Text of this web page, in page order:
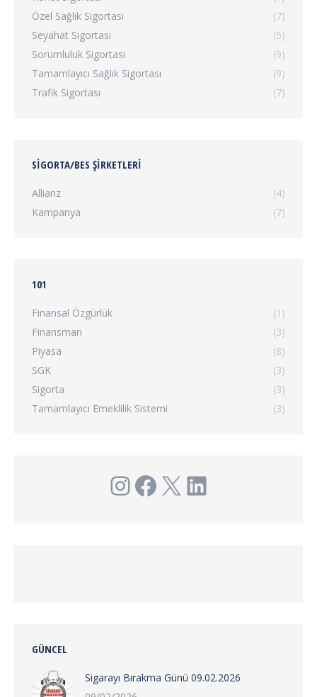
Özel Sağlık Sigortası
(7)
Seyahat Sigortası
(5)
Sorumluluk Sigortası
(9)
Tamamlayıcı Sağlık Sigortası
(9)
Trafik Sigortası
(7)
SIGORTA/BES ŞIRKETLERI
Allianz
(4)
Kampanya
(7)
101
Finansal Özgürlük
(1)
Finansman
(3)
Piyasa
(8)
SGK
(3)
Sigorta
(3)
Tamamlayıcı Emeklilik Sistemi
(3)
Instagram
Facebook
X LinkedIn
GÜNCEL
Sigarayı Bırakma Günü 09.02.2026